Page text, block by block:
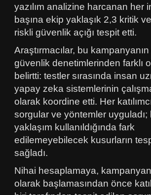
yazılım analizine harcanan her
başına ekip yaklaşık 2,3 kritik
riskli güvenlik açığı tespit etti.
Araştırmacılar, bu
güvenlik denetimlerinden farklı
belirtti: testler sırasında insan
yapay zeka sistemlerinin
olarak koordine etti. Her
sorgular ve yöntemler uyguladı;
yaklaşım kullanıldığında fark
edilemeyebilecek kusurların
sağladı.
Nihai hesaplamaya,
olarak başlamasından önce